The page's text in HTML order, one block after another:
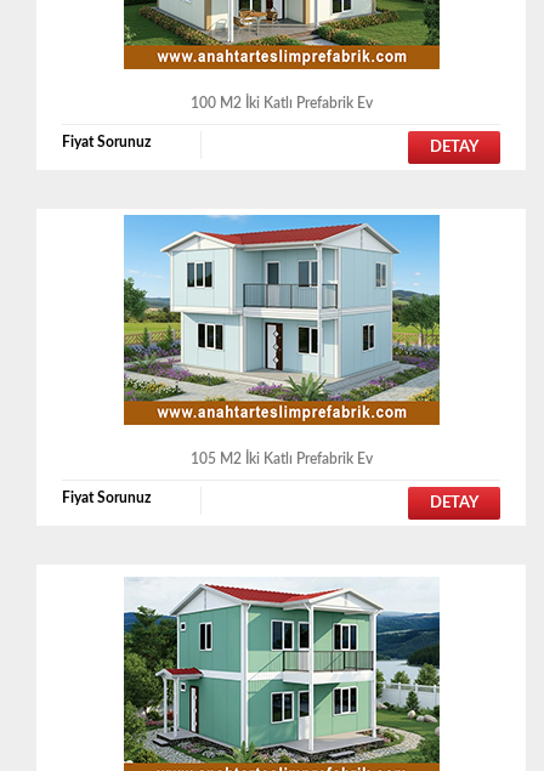
100 M2 İki Katlı Prefabrik Ev
Fiyat Sorunuz DETAY
105 M2 İki Katlı Prefabrik Ev
Fiyat Sorunuz DETAY